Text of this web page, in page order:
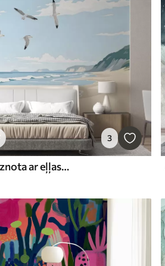
3
Jūras ainava, kas apgleznota ar eļļas krāsu